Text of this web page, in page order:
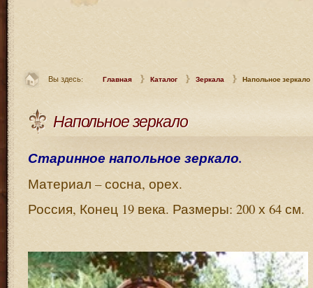
Вы здесь: Главная Каталог Зеркала Напольное зеркало
Напольное зеркало
Старинное напольное зеркало.
Материал – сосна, орех.
Россия, Конец 19 века. Размеры: 200 х 64 см.